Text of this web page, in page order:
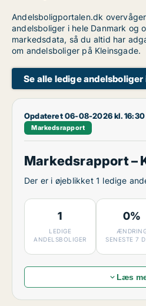
Andelsboligportalen.dk
andelsboliger i hele Danmark og
markedsdata, så du altid har
om andelsboliger på Kleinsgade.
Se alle ledige
Opdateret 06-08-2026 kl. 16:30
Markedsrapport
Markedsrapport –
Der er i øjeblikket 1 ledige
1
LEDIGE
ANDELSBOLIGER
0%
SENESTE 7
Læs